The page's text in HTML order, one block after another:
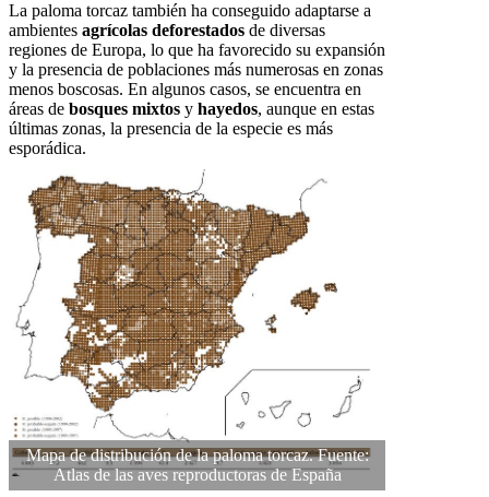
La paloma torcaz también ha conseguido adaptarse a
ambientes agrícolas deforestados de diversas
regiones de Europa, lo que ha favorecido su expansión
y la presencia de poblaciones más numerosas en zonas
menos boscosas. En algunos casos, se encuentra en
áreas de bosques mixtos y hayedos, aunque en estas
últimas zonas, la presencia de la especie es más
esporádica.
Mapa de distribución de la paloma torcaz. Fuente:
Atlas de las aves reproductoras de España